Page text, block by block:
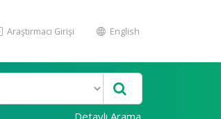
Araştırmacı Girişi English
Detaylı Arama